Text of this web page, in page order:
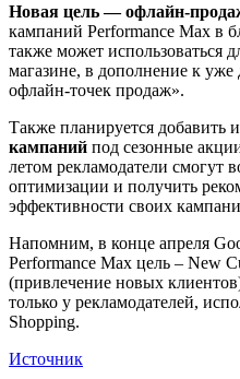
Новая цель — офлайн-
кампаний Performance Max в
также может использоваться
магазине, в дополнение к
офлайн-точек продаж».
Также планируется добавить
кампаний под сезонные
летом рекламодатели смогут
оптимизации и получить
эффективности своих
Напомним, в конце апреля
Performance Max цель – New
(привлечение новых
только у рекламодателей,
Shopping.
Источник